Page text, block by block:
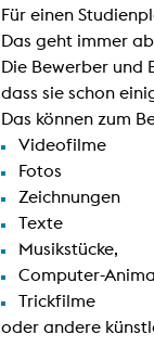
Für einen
Das geht immer
Die Bewerber und
dass sie schon
Das können zum
Videofilme
Fotos
Zeichnungen
Texte
Musikstücke,
Computer-
Trickfilme
oder andere